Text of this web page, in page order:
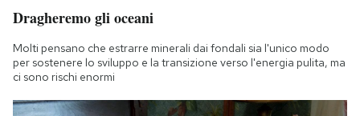
Dragheremo gli oceani
Molti pensano che estrarre minerali dai fondali sia l'unico modo
per sostenere lo sviluppo e la transizione verso l'energia pulita, ma
ci sono rischi enormi